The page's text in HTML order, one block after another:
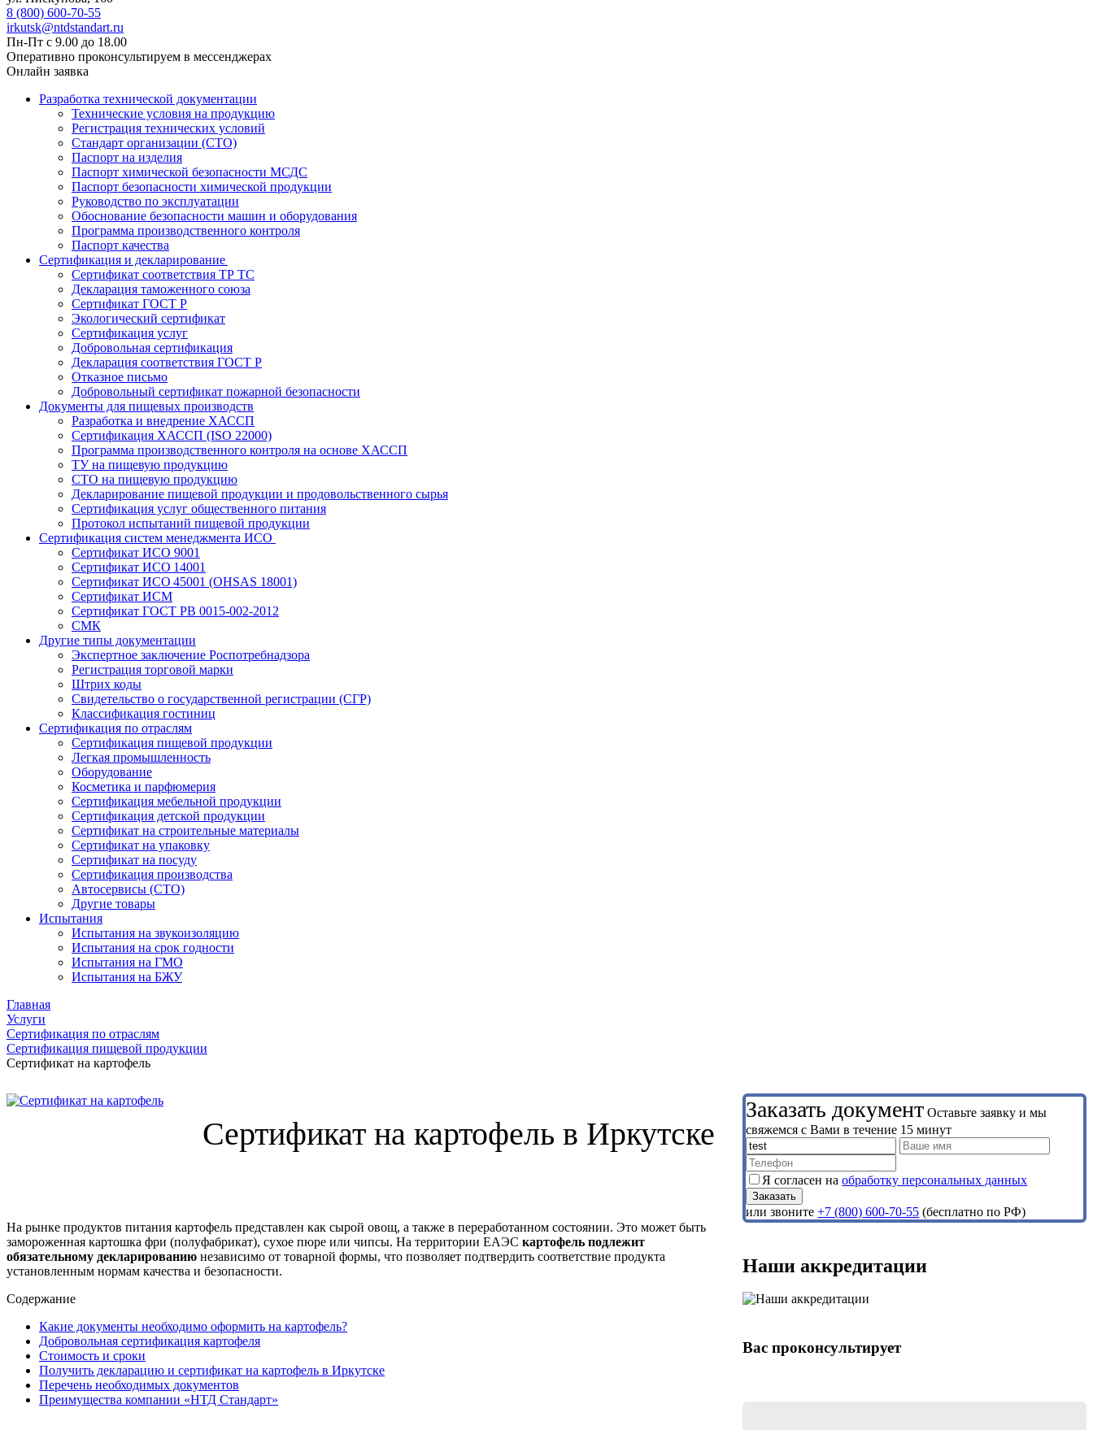
8 (800) 600-70-55
irkutsk@ntdstandart.ru
Пн-Пт с 9.00 до 18.00
Оперативно проконсультируем в мессенджерах
Онлайн заявка
Разработка технической документации
Технические условия на продукцию
Регистрация технических условий
Стандарт организации (СТО)
Паспорт на изделия
Паспорт химической безопасности МСДС
Паспорт безопасности химической продукции
Руководство по эксплуатации
Обоснование безопасности машин и оборудования
Программа производственного контроля
Паспорт качества
Сертификация и декларирование
Сертификат соответствия ТР ТС
Декларация таможенного союза
Сертификат ГОСТ Р
Экологический сертификат
Сертификация услуг
Добровольная сертификация
Декларация соответствия ГОСТ Р
Отказное письмо
Добровольный сертификат пожарной безопасности
Документы для пищевых производств
Разработка и внедрение ХАССП
Сертификация ХАССП (ISO 22000)
Программа производственного контроля на основе ХАССП
ТУ на пищевую продукцию
СТО на пищевую продукцию
Декларирование пищевой продукции и продовольственного сырья
Сертификация услуг общественного питания
Протокол испытаний пищевой продукции
Сертификация систем менеджмента ИСО
Сертификат ИСО 9001
Сертификат ИСО 14001
Сертификат ИСО 45001 (OHSAS 18001)
Сертификат ИСМ
Сертификат ГОСТ РВ 0015-002-2012
СМК
Другие типы документации
Экспертное заключение Роспотребнадзора
Регистрация торговой марки
Штрих коды
Свидетельство о государственной регистрации (СГР)
Классификация гостиниц
Сертификация по отраслям
Сертификация пищевой продукции
Легкая промышленность
Оборудование
Косметика и парфюмерия
Сертификация мебельной продукции
Сертификация детской продукции
Сертификат на строительные материалы
Сертификат на упаковку
Сертификат на посуду
Сертификация производства
Автосервисы (СТО)
Другие товары
Испытания
Испытания на звукоизоляцию
Испытания на срок годности
Испытания на ГМО
Испытания на БЖУ
Главная
Услуги
Сертификация по отраслям
Сертификация пищевой продукции
Сертификат на картофель
Сертификат на картофель в Иркутске
На рынке продуктов питания картофель представлен как сырой овощ, а также в переработанном состоянии. Это может быть
замороженная картошка фри (полуфабрикат), сухое пюре или чипсы. На территории ЕАЭС картофель подлежит
обязательному декларированию независимо от товарной формы, что позволяет подтвердить соответствие продукта
установленным нормам качества и безопасности.
Содержание
Какие документы необходимо оформить на картофель?
Добровольная сертификация картофеля
Стоимость и сроки
Получить декларацию и сертификат на картофель в Иркутске
Перечень необходимых документов
Преимущества компании «НТД Стандарт»
Заказать документ Оставьте заявку и мы
свяжемся с Вами в течение 15 минут
Я согласен наобработку персональных данных
или звоните+7 (800) 600-70-55 (бесплатно по РФ)
Наши аккредитации
Вас проконсультирует